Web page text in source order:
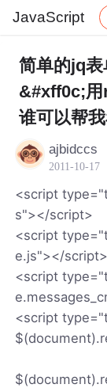
JavaScript
社区
简单的jq
&#xff0c;
谁可以帮
ajbidccs
2011-10-17
<script
s"></script>
<script
e.js"></script>
<script
<script